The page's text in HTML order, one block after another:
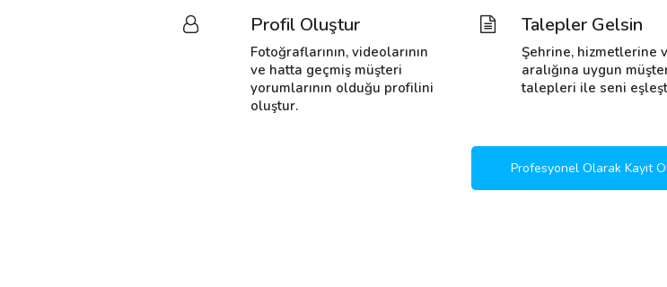
Profil Oluştur
Fotoğraflarının, videolarının
ve hatta geçmiş müşteri
yorumlarının olduğu profilini
oluştur.
Talepler Gelsin
Şehrine, hizmetlerine
aralığına uygun
talepleri ile seni
Profesyonel Olarak Kayıt